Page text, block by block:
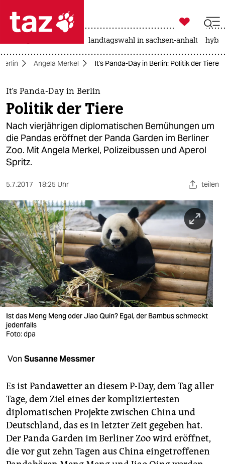
 taz zahl ich
taz zahl ich
themen
politik
öko
gesellschaft
kultur
sport
berlin
nord
wahrheit
verlag
verlag
veranstaltungen
unterstützen
abo
genossenschaft
epaper login

taz zahl ich
landtagswahl in sachsen-anhalt
Berlin Angela Merkel It's Panda-Day in Berlin: Politik der Tiere
It's Panda-Day in Berlin
Politik der Tiere
Nach vierjährigen diplomatischen Bemühungen um
die Pandas eröffnet der Panda Garden im Berliner
Zoo. Mit Angela Merkel, Polizeibussen und Aperol
Spritz.
5.7.2017 18:25 Uhr teilen
Ist das Meng Meng oder Jiao Quin? Egal, der Bambus schmeckt
jedenfalls
Foto: dpa
Von Susanne Messmer
Es ist Pandawetter an diesem P-Day, dem Tag aller
Tage, dem Ziel eines der kompliziertesten
diplomatischen Projekte zwischen China und
Deutschland, das es in letzter Zeit gegeben hat.
Der Panda Garden im Berliner Zoo wird eröffnet,
die vor gut zehn Tagen aus China eingetroffenen